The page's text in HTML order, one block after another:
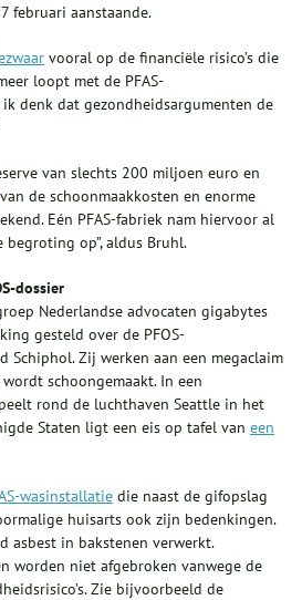
februari aanstaande.
vooral op de financiële risico’s die
loopt met de PFAS-
denk dat gezondheidsargumenten de
van slechts 200 miljoen euro en
van de schoonmaakkosten en enorme
Eén PFAS-fabriek nam hiervoor al
op”, aldus Bruhl.
dossier
Nederlandse advocaten gigabytes
gesteld over de PFOS-
Zij werken aan een megaclaim
schoongemaakt. In een
rond de luchthaven Seattle in het
Staten ligt een eis op tafel van een
wasinstallatie die naast de gifopslag
huisarts ook zijn bedenkingen.
asbest in bakstenen verwerkt.
worden niet afgebroken vanwege de
Zie bijvoorbeeld de